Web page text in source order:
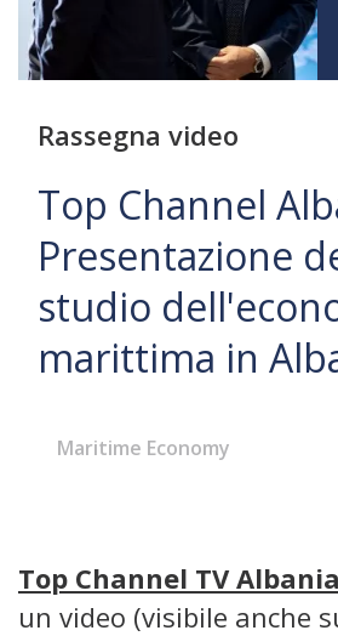
Rassegna video
Top Channel
Presentazione
studio
marittima in
Maritime Economy
Top Channel TV Albania
un video (visibile anche